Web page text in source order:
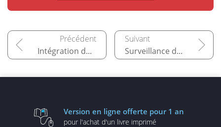
Intégration de Prometheus avec Kubernetes Surveillance de base de données
Version en ligne offerte pour 1 an
pour l'achat d'un livre imprimé